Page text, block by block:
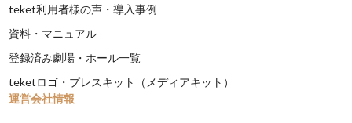
teket利用者様の声・導入事例
資料・マニュアル
登録済み劇場・ホール一覧
teketロゴ・プレスキット（メディアキット）
運営会社情報